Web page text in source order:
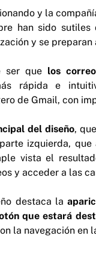
y la
han sido
y se preparan
ser que los
rápida e
de Gmail, con
del diseño,
izquierda, que
vista el
y acceder a las
destaca la
que estará
la navegación en